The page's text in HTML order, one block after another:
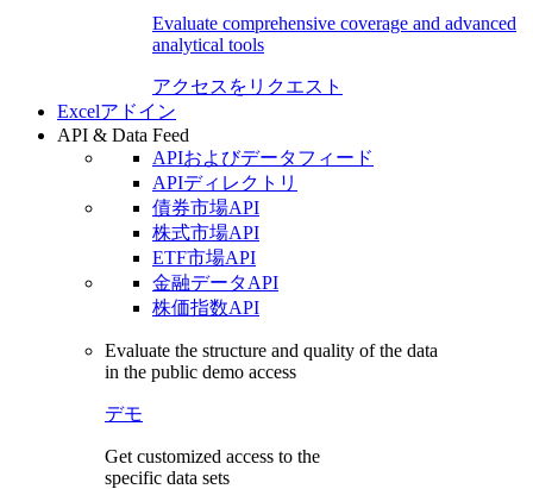
Evaluate comprehensive coverage and advanced
analytical tools
アクセスをリクエスト
Excelアドイン
API & Data Feed
APIおよびデータフィード
APIディレクトリ
債券市場API
株式市場API
ETF市場API
金融データAPI
株価指数API
Evaluate the structure and quality of the data
in the public demo access
デモ
Get customized access to the
specific data sets